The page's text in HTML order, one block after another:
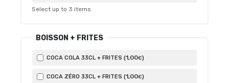
Select up to 3 items.
BOISSON + FRITES
COCA COLA 33CL + FRITES (1,00€)
COCA ZÉRO 33CL + FRITES (1,00€)